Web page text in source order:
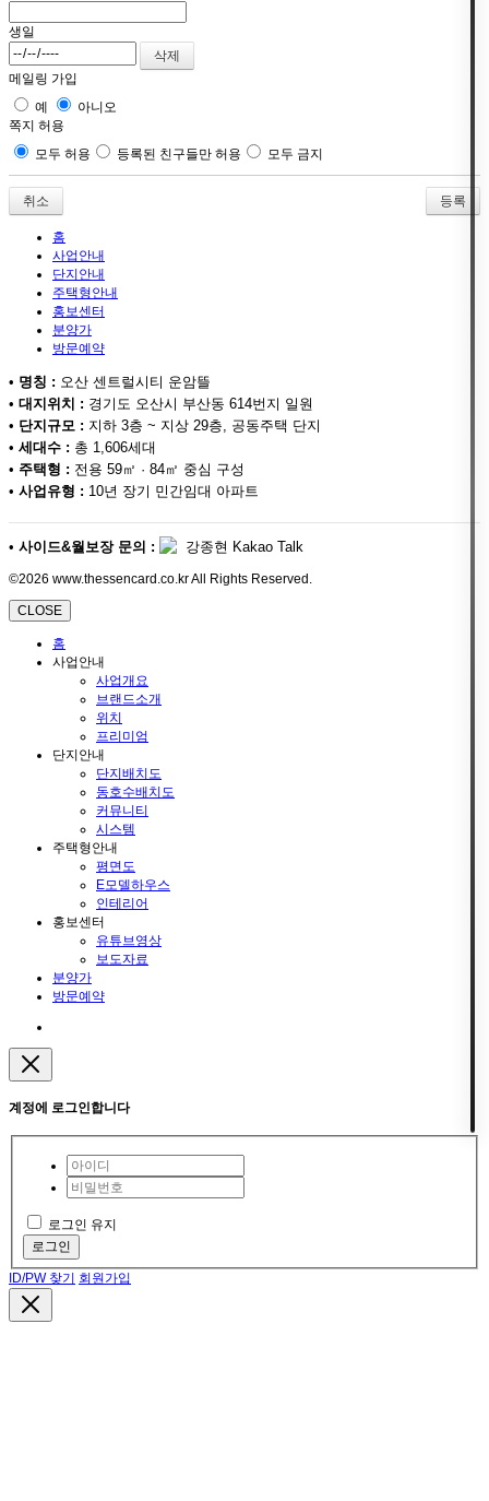
생일
메일링 가입
예
아니오
쪽지 허용
모두 허용
등록된 친구들만 허용 모두 금지
취소
홈
사업안내
단지안내
주택형안내
홍보센터
분양가
방문예약
• 명칭 : 오산 센트럴시티 운암뜰
• 대지위치 : 경기도 오산시 부산동 614번지 일원
• 단지규모 : 지하 3층 ~ 지상 29층, 공동주택 단지
• 세대수 : 총 1,606세대
• 주택형 : 전용 59㎡ · 84㎡ 중심 구성
• 사업유형 : 10년 장기 민간임대 아파트
• 사이드&월보장 문의 : 강종현 Kakao Talk
©2026 www.thessencard.co.kr All Rights Reserved.
CLOSE
홈
사업안내
사업개요
브랜드소개
위치
프리미엄
단지안내
단지배치도
동호수배치도
커뮤니티
시스템
주택형안내
평면도
E모델하우스
인테리어
홍보센터
유튜브영상
보도자료
분양가
방문예약
계정에 로그인합니다
로그인 유지
로그인
ID/PW 찾기 회원가입